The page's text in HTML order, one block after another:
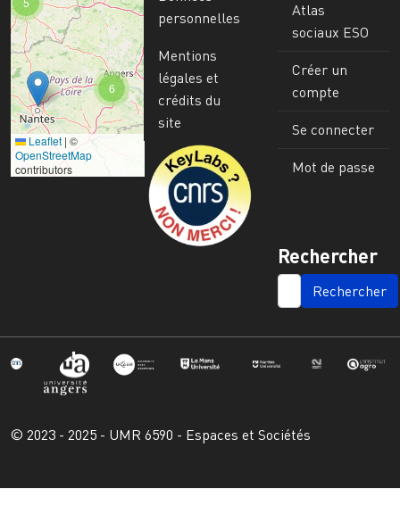
6
Leaflet | ©
OpenStreetMap
contributors
personnelles
Mentions
légales et
crédits du
site
Image
Atlas
sociaux ESO
Créer un
compte
Se connecter
Mot de passe
Rechercher
SEARCH
© 2023 - 2025 - UMR 6590 - Espaces et Sociétés